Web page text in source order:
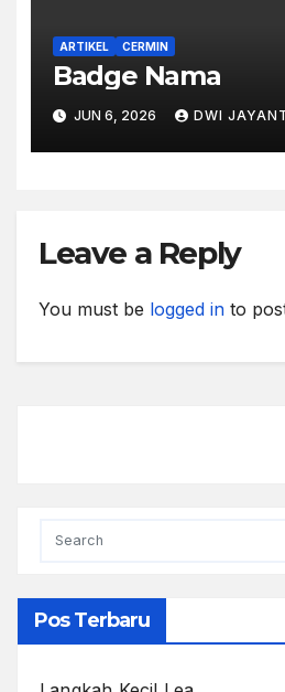
ARTIKEL CERMIN
Badge Nama
JUN 6, 2026 DWI
Leave a Reply
You must be logged in to
Pos Terbaru